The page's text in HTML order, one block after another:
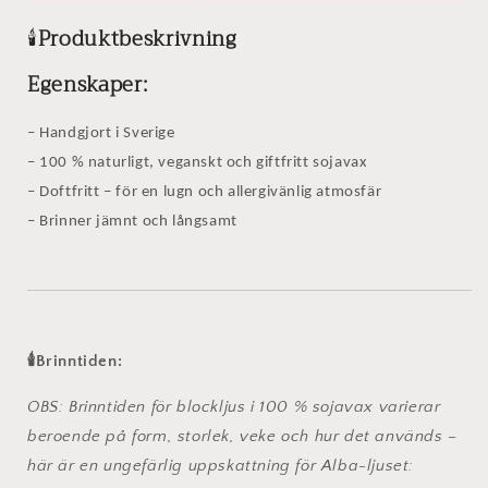
i
(ljusset-
i
🕯️Produktbeskrivning
Egenskaper:
– Handgjort i Sverige
– 100 % naturligt, veganskt och giftfritt sojavax
– Doftfritt – för en lugn och allergivänlig atmosfär
– Brinner jämnt och långsamt
🕯️Brinntiden:
OBS: Brinntiden för blockljus i 100 % sojavax varierar
beroende på form, storlek, veke och hur det används –
här är en ungefärlig uppskattning för Alba-ljuset: